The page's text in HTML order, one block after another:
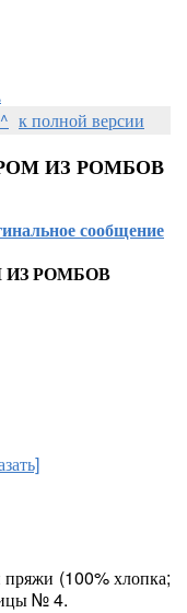
к полной версии
ИЗ РОМБОВ
сообщение
РОМБОВ
пряжи (100% хлопка;
№ 4.